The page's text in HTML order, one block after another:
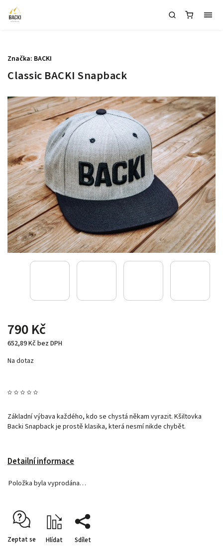
Classic BACKI Snapback
790 Kč
652,89 Kč bez DPH
Na dotaz
Základní výbava každého, kdo se chystá někam vyrazit. Kšiltovka
Backi Snapback je prostě klasika, která nesmí nikde chybět.
Detailní informace
Značka: BACKI
Položka byla vyprodána…
Zeptat se Hlídat Sdílet